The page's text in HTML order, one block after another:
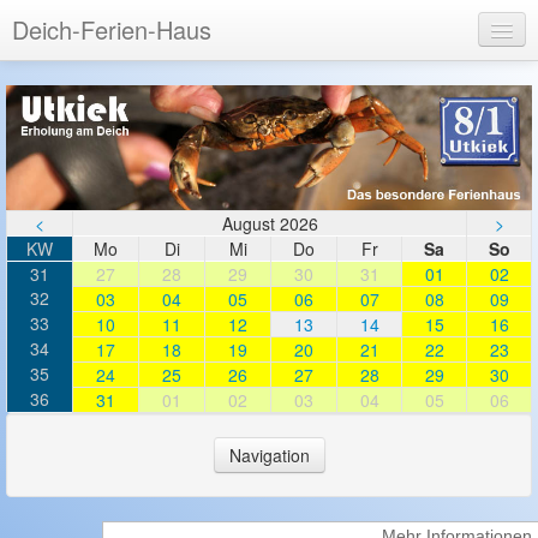
Deich-Ferien-Haus
Registrieren
< August 2026
>
KW
Mo Di Mi Do Fr Sa
So
31
27 28 29 30 31 01
02
32
03 04 05 06 07 08
09
33
10 11 12 13 14 15
16
34
17 18 19 20 21 22
23
35
24 25 26 27 28 29
30
36
31 01 02 03 04 05 06
Navigation